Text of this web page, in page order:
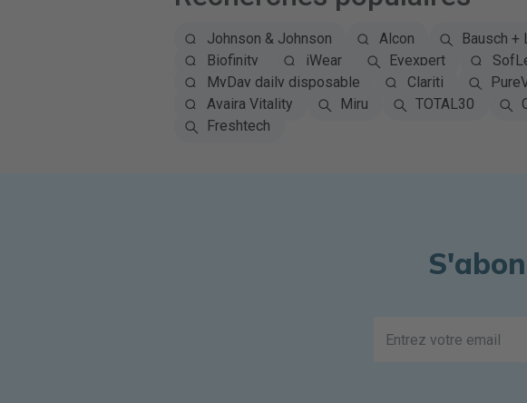
Johnson & Johnson Alcon Bausch +
Biofinity
iWear Eyexpert
MyDay daily disposable
Clariti
Avaira Vitality
Miru TOTAL30
Freshtech